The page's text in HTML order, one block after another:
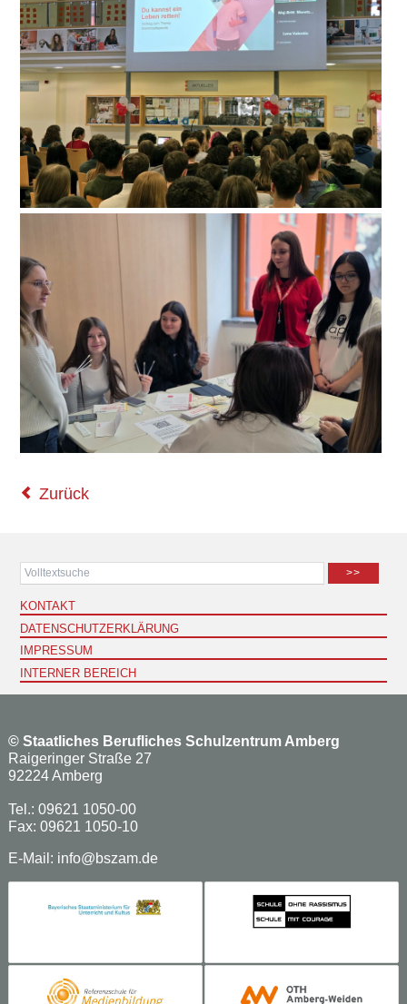
Zurück
>>
KONTAKT
DATENSCHUTZERKLÄRUNG
IMPRESSUM
INTERNER BEREICH
© Staatliches Berufliches Schulzentrum Amberg
Raigeringer Straße 27
92224 Amberg
Tel.: 09621 1050-00
Fax: 09621 1050-10
E-Mail: info@bszam.de